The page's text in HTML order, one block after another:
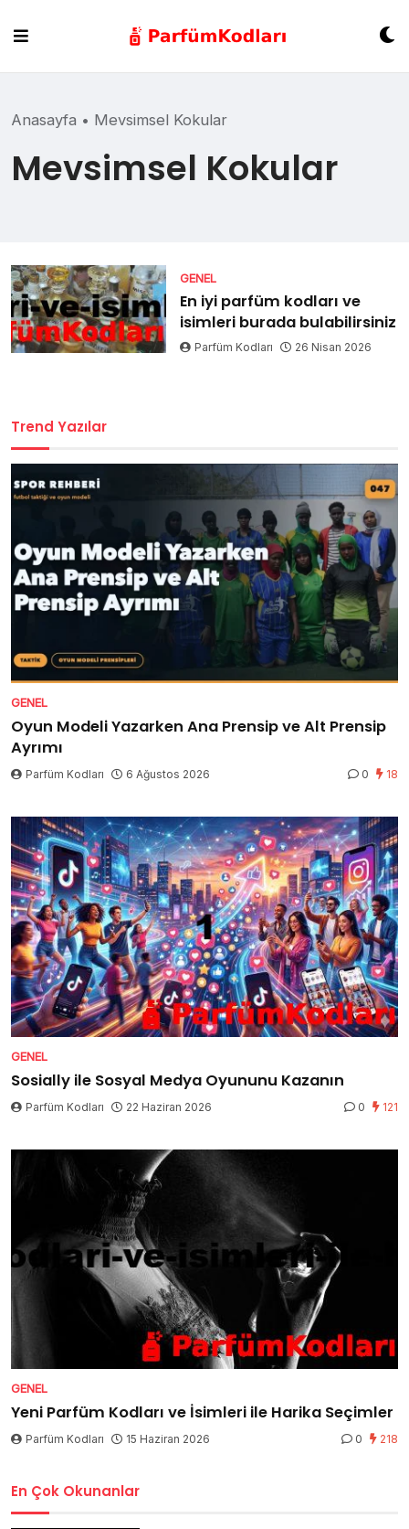
content
Anasayfa • Mevsimsel Kokular
Mevsimsel Kokular
GENEL
En iyi parfüm kodları ve
isimleri burada bulabilirsiniz
Parfüm Kodları 26 Nisan 2026
Trend Yazılar
GENEL
Oyun Modeli Yazarken Ana Prensip ve Alt Prensip
Ayrımı
Parfüm Kodları 6 Ağustos 2026 0 18
GENEL
Sosially ile Sosyal Medya Oyununu Kazanın
Parfüm Kodları 22 Haziran 2026 0 121
GENEL
Yeni Parfüm Kodları ve İsimleri ile Harika Seçimler
Parfüm Kodları 15 Haziran 2026 0 218
En Çok Okunanlar